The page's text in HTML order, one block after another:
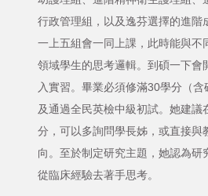
行政管理組，以及逸芬選擇的進階
一上五組會一同上課，此時能與不
領域學生的思考邏輯。到碩一下會
入實習。畢業必須修滿30學分（
及通過全民英檢中級初試。她建議
分，可以多詢問學長姊，或直接與
向。至於制定研究主題，她認為研
從臨床經驗去著手思考。